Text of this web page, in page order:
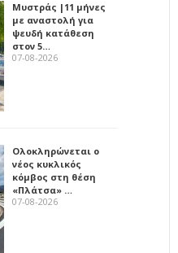
Μυστράς |11 μήνες
με αναστολή για
ψευδή κατάθεση
στον 5…
07-08-2026
Ολοκληρώνεται ο
νέος κυκλικός
κόμβος στη θέση
«Πλάτσα» …
07-08-2026